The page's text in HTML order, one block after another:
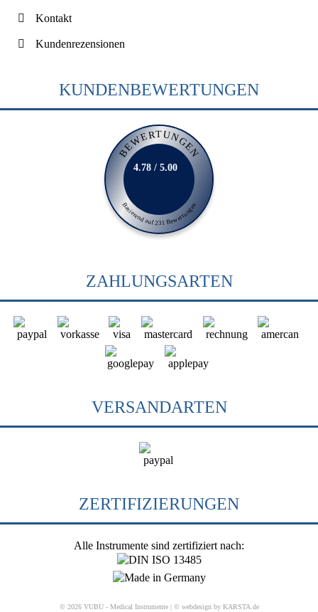
Kontakt
Kundenrezensionen
KUNDENBEWERTUNGEN
BEWERTUNGEN
Basierend auf 231 Bewertungen
4.78 / 5.00
ZAHLUNGSARTEN
VERSANDARTEN
ZERTIFIZIERUNGEN
Alle Instrumente sind zertifiziert nach:
© 2026 VUBU - Medical Instrumente | © webdesign by KARSTA.de